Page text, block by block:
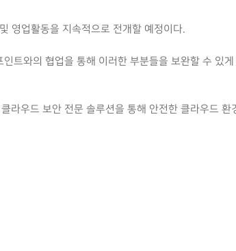
영업활동을 지속적으로 전개할 예정이다.
트와의 협업을 통해 이러한 부분들을 보완할 수 있게
라우드 보안 전문 솔루션을 통해 안전한 클라우드 환